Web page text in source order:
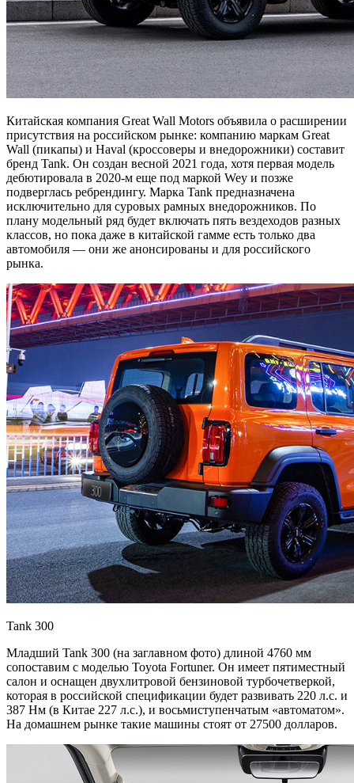
Китайская компания Great Wall Motors объявила о расширении
присутствия на российском рынке: компанию маркам Great
Wall (пикапы) и Haval (кроссоверы и внедорожники) составит
бренд Tank. Он создан весной 2021 года, хотя первая модель
дебютировала в 2020-м еще под маркой Wey и позже
подверглась ребрендингу. Марка Tank предназначена
исключительно для суровых рамных внедорожников. По
плану модельный ряд будет включать пять вездеходов разных
классов, но пока даже в китайской гамме есть только два
автомобиля — они же анонсированы и для российского
рынка.
Tank 300
Младший Tank 300 (на заглавном фото) длиной 4760 мм
сопоставим с моделью Toyota Fortuner. Он имеет пятиместный
салон и оснащен двухлитровой бензиновой турбочетверкой,
которая в российской спецификации будет развивать 220 л.с. и
387 Нм (в Китае 227 л.с.), и восьмиступенчатым «автоматом».
На домашнем рынке такие машины стоят от 27500 долларов.